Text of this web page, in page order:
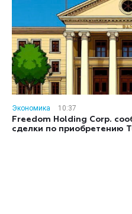
Экономика
10:37
Freedom Holding Corp.
сделки по приобретению